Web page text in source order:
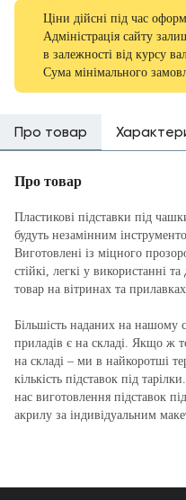
Ціни дійсні під час
Адміністрація сайту
в залежності від курсу
Сума мінімального
Про товар
Про товар
Пластикові підставки під
будуть незамінним
Виготовлені із міцного
стійкі, легкі у використанні
товар на вітринах та
Більшість наданих на нашому
приладів є на складі. Якщо ж
на складі – ми в найкоротші
кількість підставок під
нас виготовлення підставок
акрилу за індивідуальним